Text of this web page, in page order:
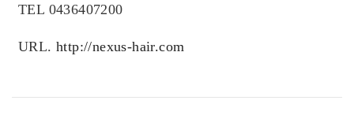
TEL 0436407200
URL. http://nexus-hair.com